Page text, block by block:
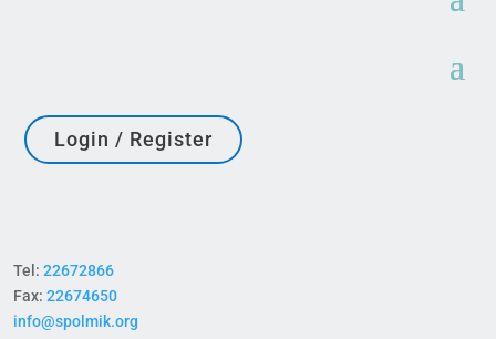
Login / Register
Tel:22672866
Fax:22674650
info@spolmik.org